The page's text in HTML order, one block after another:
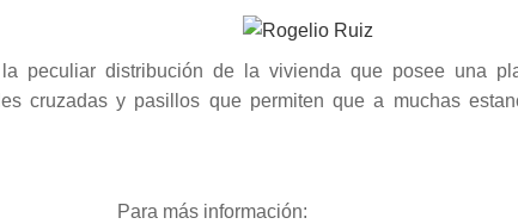
peculiar distribución de la vivienda que posee una
cruzadas y pasillos que permiten que a muchas
Para más información: